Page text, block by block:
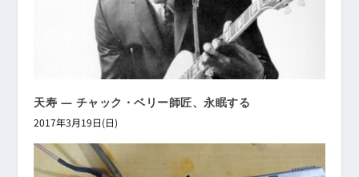
天寿 ― チャック・ベリー師匠、永眠する
2017年3月19日(日)